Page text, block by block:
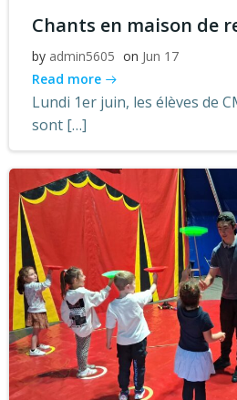
Chants en maison de
by admin5605 on Jun 17
Read more
Lundi 1er juin, les élèves de
sont […]